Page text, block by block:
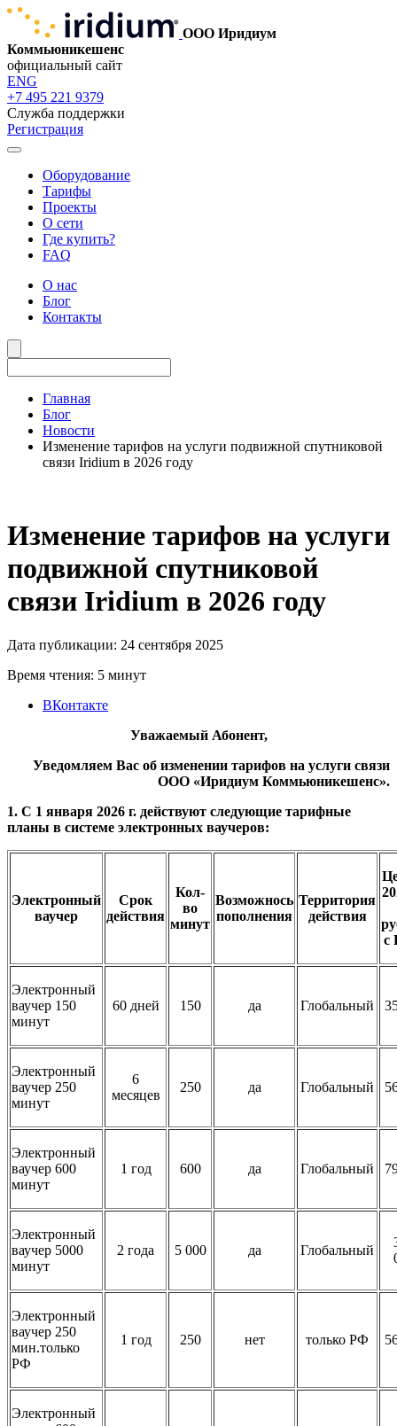
ООО Иридиум
Коммьюникешенс
официальный сайт
ENG
+7 495 221 9379
Служба поддержки
Регистрация
Оборудование
Тарифы
Проекты
О сети
Где купить?
FAQ
О нас
Блог
Контакты
Главная
Блог
Новости
Изменение тарифов на услуги подвижной спутниковой
связи Iridium в 2026 году
Изменение тарифов на услуги
подвижной спутниковой
связи Iridium в 2026 году
Дата публикации: 24 сентября 2025
Время чтения: 5 минут
ВКонтакте
Уважаемый Абонент,
Уведомляем Вас об изменении тарифов на услуги связи
ООО «Иридиум Коммьюникешенс».
1. С 1 января 2026 г. действуют следующие тарифные
планы в системе электронных ваучеров:
Электронный
ваучер
Срок
действия
Кол-
во
минут
Возможнось
пополнения
Территория
действия
с
Электронный
ваучер 150
минут
60 дней 150 да Глобальный
Электронный
ваучер 250
минут
6
месяцев
250 да Глобальный
Электронный
ваучер 600
минут
1 год 600 да Глобальный
Электронный
ваучер 5000
минут
2 года 5 000 да Глобальный
Электронный
ваучер 250
мин.только
РФ
1 год 250 нет только РФ
Электронный